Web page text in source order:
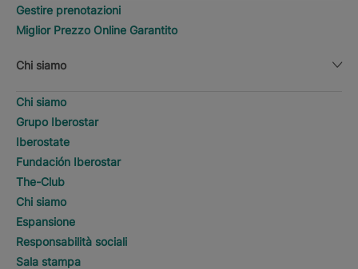
Gestire prenotazioni
Miglior Prezzo Online Garantito
Chi siamo
Chi siamo
Grupo Iberostar
Iberostate
Fundación Iberostar
The-Club
Chi siamo
Espansione
Responsabilità sociali
Sala stampa